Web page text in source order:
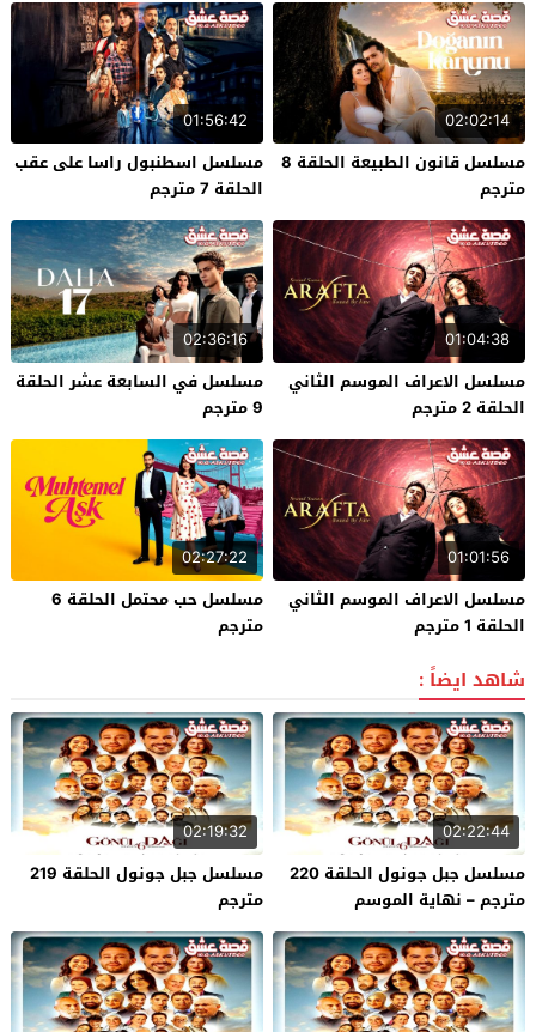
02:02:14
مسلسل قانون الطبيعة الحلقة 8
مترجم
01:56:42
مسلسل اسطنبول راسا على عقب
الحلقة 7 مترجم
01:04:38
مسلسل الاعراف الموسم الثاني
الحلقة 2 مترجم
02:36:16
مسلسل في السابعة عشر الحلقة
9 مترجم
01:01:56
مسلسل الاعراف الموسم الثاني
الحلقة 1 مترجم
02:27:22
مسلسل حب محتمل الحلقة 6
مترجم
شاهد ايضاً :
02:22:44
مسلسل جبل جونول الحلقة 220
مترجم – نهاية الموسم
02:19:32
مسلسل جبل جونول الحلقة 219
مترجم